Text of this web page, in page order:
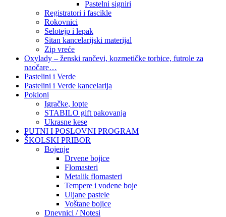
Pastelni signiri
Registratori i fascikle
Rokovnici
Selotejp i lepak
Sitan kancelarijski materijal
Zip vreće
Oxylady – ženski rančevi, kozmetičke torbice, futrole za
naočare…
Pastelini i Verde
Pastelini i Verde kancelarija
Pokloni
Igračke, lopte
STABILO gift pakovanja
Ukrasne kese
PUTNI I POSLOVNI PROGRAM
ŠKOLSKI PRIBOR
Bojenje
Drvene bojice
Flomasteri
Metalik flomasteri
Tempere i vodene boje
Uljane pastele
Voštane bojice
Dnevnici / Notesi